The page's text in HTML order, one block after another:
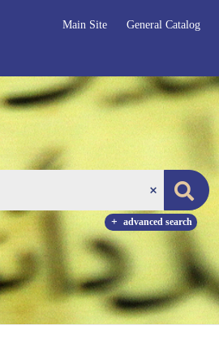
Main Site General Catalog
advanced search